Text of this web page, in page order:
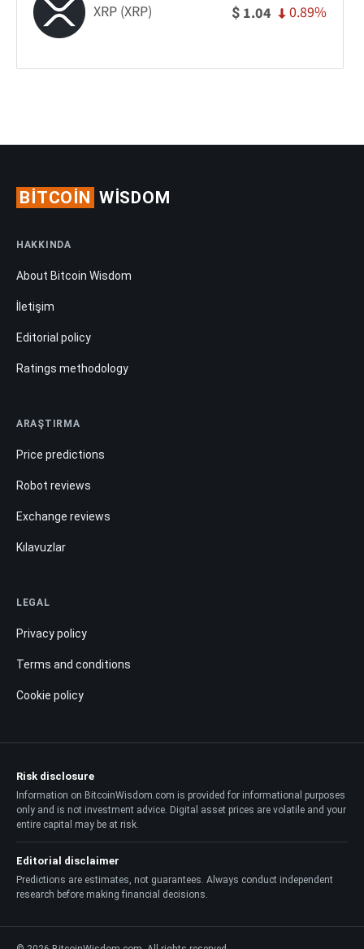
XRP (XRP) $ 1.04 0.89%
BITCOIN WISDOM
HAKKINDA
About Bitcoin Wisdom
İletişim
Editorial policy
Ratings methodology
ARAŞTIRMA
Price predictions
Robot reviews
Exchange reviews
Kılavuzlar
LEGAL
Privacy policy
Terms and conditions
Cookie policy
Risk disclosure
Information on BitcoinWisdom.com is provided for informational purposes
only and is not investment advice. Digital asset prices are volatile and your
entire capital may be at risk.
Editorial disclaimer
Predictions are estimates, not guarantees. Always conduct independent
research before making financial decisions.